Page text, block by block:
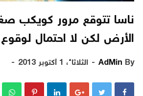
ناسا تتوقع مرور كويكب
الأرض لكن لا احتمال
By
AdMin الثلاثاء، 1 أكتوبر 2013